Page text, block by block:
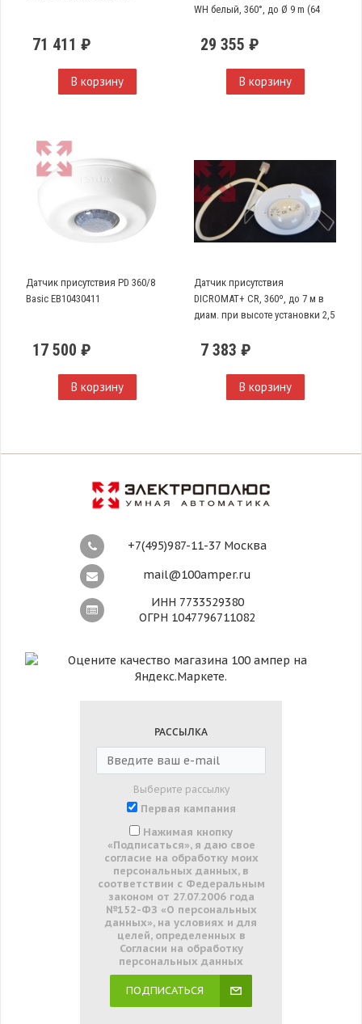
71 411 ₽
В корзину
WH белый, 360°, до Ø 9 m (64
29 355 ₽
В корзину
Датчик присутствия PD 360/8
Basic EB10430411
17 500 ₽
В корзину
Датчик присутствия
DICROMAT+ CR, 360º, до 7 м в
диам. при высоте установки 2,5
7 383 ₽
В корзину
+7(495)987-11-37 Москва
mail@100amper.ru
ИНН 7733529380
ОГРН 1047796711082
РАССЫЛКА
Выберите рассылку
Первая кампания
Нажимая кнопку
«Подписаться», я даю свое
согласие на обработку моих
персональных данных, в
соответствии с Федеральным
законом от 27.07.2006 года
№152-ФЗ «О персональных
данных», на условиях и для
целей, определенных в
Согласии на обработку
персональных данных
ПОДПИСАТЬСЯ